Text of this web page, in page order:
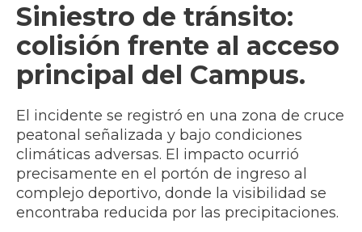
Siniestro de tránsito:
colisión frente al acceso
principal del Campus.
El incidente se registró en una zona de cruce
peatonal señalizada y bajo condiciones
climáticas adversas. El impacto ocurrió
precisamente en el portón de ingreso al
complejo deportivo, donde la visibilidad se
encontraba reducida por las precipitaciones.